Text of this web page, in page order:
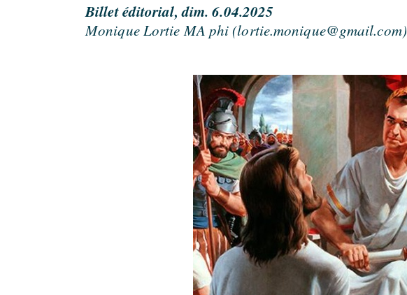
Billet éditorial, dim. 6.04.2025
Monique Lortie MA phi (lortie.monique@gmail.com)